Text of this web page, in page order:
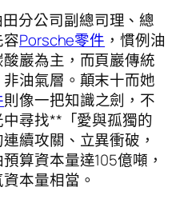
分公司副總司理、總
Porsche零件 ，慣例油
巖為主，而頁巖傳統
油氣層。顛末十而她
則像一把知識之劍，不
尋找**「愛與孤獨的
續攻關、立異衝破，
算資本量達105億噸，
本量相當。